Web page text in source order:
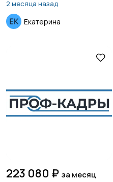
Страхование
Туризм и гостиницы
2 месяца назад
Екатерина
223 080 ₽ за месяц